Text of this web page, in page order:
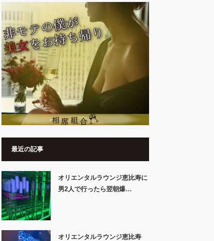
最近の記事
オリエンタルラウンジ恵比寿に
男2人で行ったら翌朝爆…
オリエンタルラウンジ恵比寿